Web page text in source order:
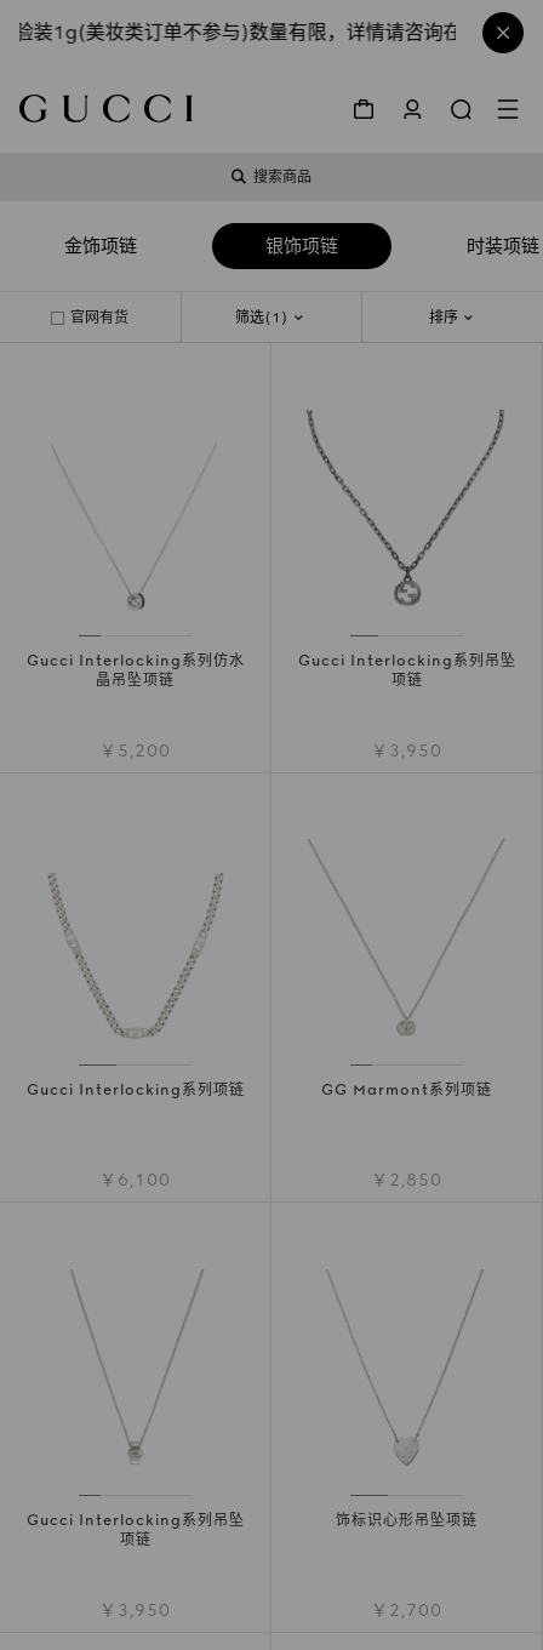
搜索商品
金饰项链 银饰项链 时装项链
官网有货 筛选(1) 排序
Gucci Interlocking系列仿水
晶吊坠项链
￥5,200
Gucci Interlocking系列吊坠
项链
￥3,950
Gucci Interlocking系列项链
￥6,100
GG Marmont系列项链
￥2,850
Gucci Interlocking系列吊坠
项链
￥3,950
饰标识心形吊坠项链
￥2,700
装1g(美妆类订单不参与)数量有限，详情请咨询在线顾问。